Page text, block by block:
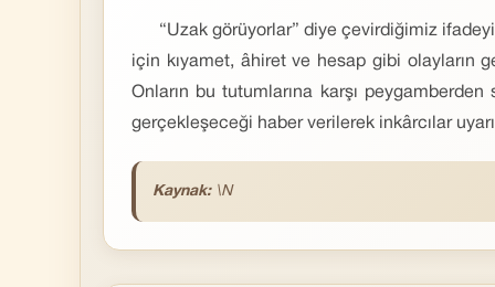
“Uzak görüyorlar” diye çevirdiğimiz
için kıyamet, âhiret ve hesap gibi olayların
Onların bu tutumlarına karşı peygamberden
gerçekleşeceği haber verilerek inkârcılar
Kaynak: \N